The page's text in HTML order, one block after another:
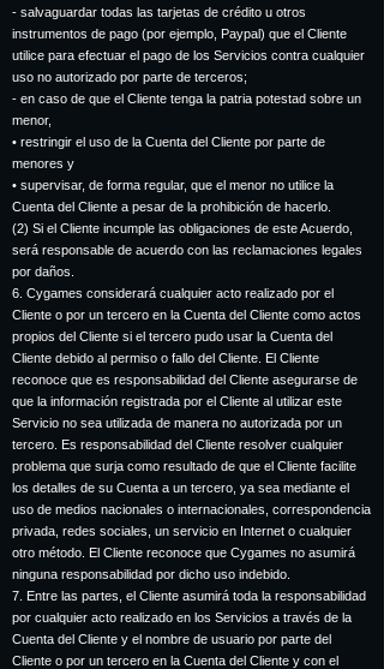
- salvaguardar todas las tarjetas de crédito u otros
instrumentos de pago (por ejemplo, Paypal) que el Cliente
utilice para efectuar el pago de los Servicios contra cualquier
uso no autorizado por parte de terceros;
- en caso de que el Cliente tenga la patria potestad sobre un
menor,
• restringir el uso de la Cuenta del Cliente por parte de
menores y
• supervisar, de forma regular, que el menor no utilice la
Cuenta del Cliente a pesar de la prohibición de hacerlo.
(2) Si el Cliente incumple las obligaciones de este Acuerdo,
será responsable de acuerdo con las reclamaciones legales
por daños.
6. Cygames considerará cualquier acto realizado por el
Cliente o por un tercero en la Cuenta del Cliente como actos
propios del Cliente si el tercero pudo usar la Cuenta del
Cliente debido al permiso o fallo del Cliente. El Cliente
reconoce que es responsabilidad del Cliente asegurarse de
que la información registrada por el Cliente al utilizar este
Servicio no sea utilizada de manera no autorizada por un
tercero. Es responsabilidad del Cliente resolver cualquier
problema que surja como resultado de que el Cliente facilite
los detalles de su Cuenta a un tercero, ya sea mediante el
uso de medios nacionales o internacionales, correspondencia
privada, redes sociales, un servicio en Internet o cualquier
otro método. El Cliente reconoce que Cygames no asumirá
ninguna responsabilidad por dicho uso indebido.
7. Entre las partes, el Cliente asumirá toda la responsabilidad
por cualquier acto realizado en los Servicios a través de la
Cuenta del Cliente y el nombre de usuario por parte del
Cliente o por un tercero en la Cuenta del Cliente y con el